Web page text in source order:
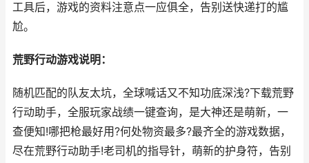
工具后，游戏的资料注意点一应俱全，告别送快递打的尴
尬。
荒野行动游戏说明：
随机匹配的队友太坑，全球喊话又不知功底深浅?下载荒野
行动助手，全服玩家战绩一键查询，是大神还是萌新，一
查便知!哪把枪最好用?何处物资最多?最齐全的游戏数据，
尽在荒野行动助手!老司机的指导针，萌新的护身符，告别